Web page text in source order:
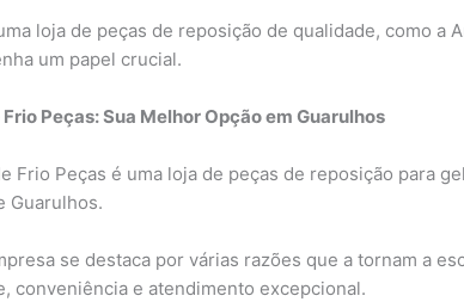
loja de peças de reposição de qualidade, como a
um papel crucial.
Peças: Sua Melhor Opção em Guarulhos
Frio Peças é uma loja de peças de reposição para
Guarulhos.
se destaca por várias razões que a tornam a
conveniência e atendimento excepcional.